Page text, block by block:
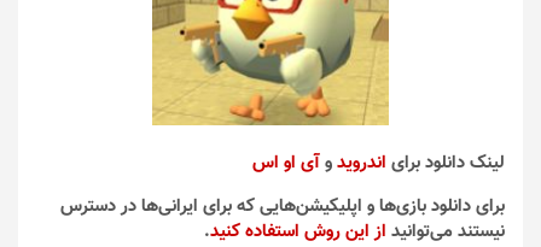
لینک دانلود برای اندرویدوآی او اس
برای دانلود بازی‌ها و اپلیکیشن‌هایی که برای ایرانی‌ها در دسترس
نیستند می‌توانید از این روش استفاده کنید.